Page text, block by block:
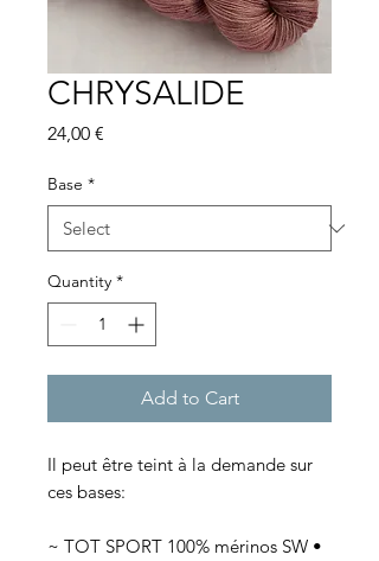
CHRYSALIDE
24,00 €
Base *
Quantity *
Add to Cart
Il peut être teint à la demande sur
ces bases:
~ TOT SPORT 100% mérinos SW •